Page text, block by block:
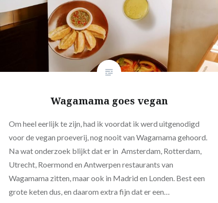
Wagamama goes vegan
Om heel eerlijk te zijn, had ik voordat ik werd uitgenodigd
voor de vegan proeverij, nog nooit van Wagamama gehoord.
Na wat onderzoek blijkt dat er in Amsterdam, Rotterdam,
Utrecht, Roermond en Antwerpen restaurants van
Wagamama zitten, maar ook in Madrid en Londen. Best een
grote keten dus, en daarom extra fijn dat er een…